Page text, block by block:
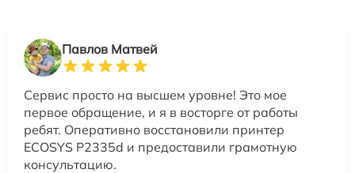
Павлов Матвей
Сервис просто на высшем уровне! Это мое
первое обращение, и я в восторге от работы
ребят. Оперативно восстановили принтер
ECOSYS P2335d и предоставили грамотную
консультацию.